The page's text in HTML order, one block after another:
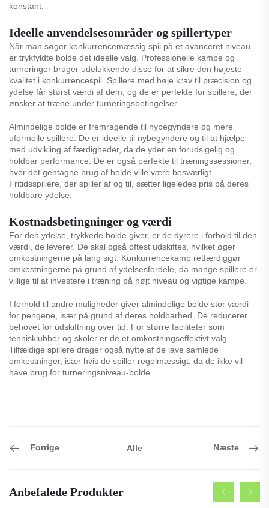
konstant.
Ideelle anvendelsesområder og spillertyper
Når man søger konkurrencemæssig spil på et avanceret niveau,
er trykfyldte bolde det ideelle valg. Professionelle kampe og
turneringer bruger udelukkende disse for at sikre den højeste
kvalitet i konkurrencespil. Spillere med høje krav til præcision og
ydelse får størst værdi af dem, og de er perfekte for spillere, der
ønsker at træne under turneringsbetingelser.
Almindelige bolde er fremragende til nybegyndere og mere
uformelle spillere. De er ideelle til nybegyndere og til at hjælpe
med udvikling af færdigheder, da de yder en forudsigelig og
holdbar performance. De er også perfekte til træningssessioner,
hvor det gentagne brug af bolde ville være besværligt.
Fritidsspillere, der spiller af og til, sætter ligeledes pris på deres
holdbare ydelse.
Kostnadsbetingninger og værdi
For den ydelse, trykkede bolde giver, er de dyrere i forhold til den
værdi, de leverer. De skal også oftest udskiftes, hvilket øger
omkostningerne på lang sigt. Konkurrencekamp retfærdiggør
omkostningerne på grund af ydelsesfordele, da mange spillere er
villige til at investere i træning på højt niveau og vigtige kampe.
I forhold til andre muligheder giver almindelige bolde stor værdi
for pengene, især på grund af deres holdbarhed. De reducerer
behovet for udskiftning over tid. For større faciliteter som
tennisklubber og skoler er de et omkostningseffektivt valg.
Tilfældige spillere drager også nytte af de lave samlede
omkostninger, især hvis de spiller regelmæssigt, da de ikke vil
have brug for turneringsniveau-bolde.
Forrige Alle Næste
Anbefalede Produkter